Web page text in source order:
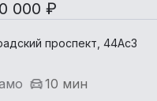
000 ₽
проспект, 44Ас3
10 мин